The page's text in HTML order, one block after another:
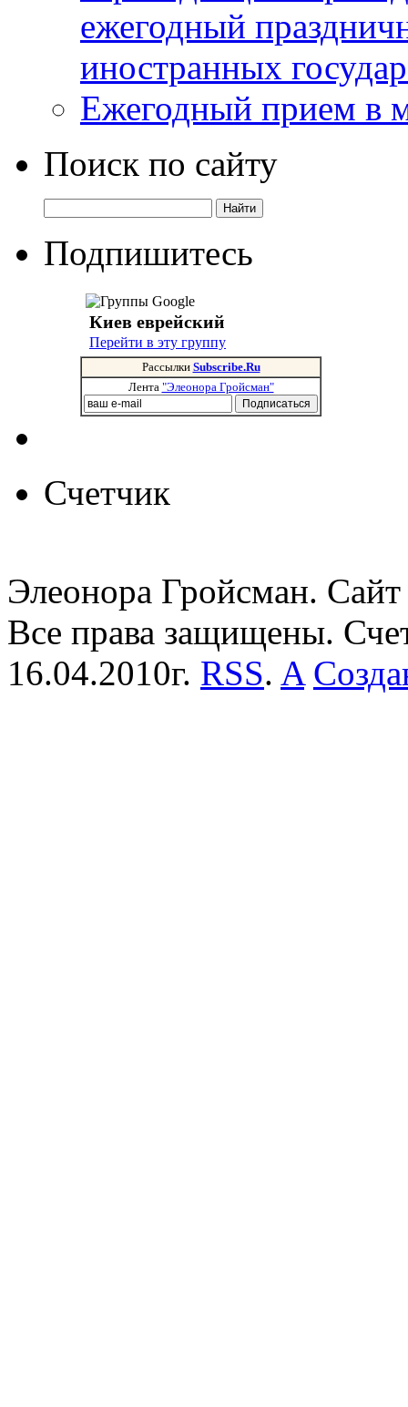
ежегодный
иностранных
Ежегодный прием в
Поиск по сайту
Подпишитесь
Киев еврейский
Перейти в эту группу
Рассылки Subscribe.Ru
Лента "Элеонора Гройсман"
Счетчик
Элеонора Гройсман.
Все права защищены.
16.04.2010г. RSS. A